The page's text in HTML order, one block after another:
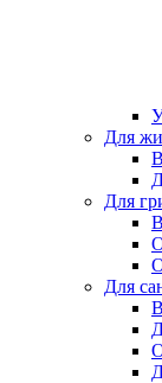
Для
Для
Для